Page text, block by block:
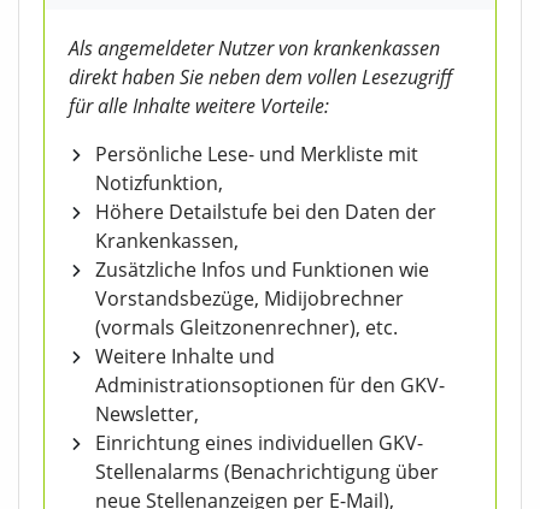
Als angemeldeter Nutzer von krankenkassen
direkt haben Sie neben dem vollen Lesezugriff
für alle Inhalte weitere Vorteile:
Persönliche Lese- und Merkliste mit
Notizfunktion,
Höhere Detailstufe bei den Daten der
Krankenkassen,
Zusätzliche Infos und Funktionen wie
Vorstandsbezüge, Midijobrechner
(vormals Gleitzonenrechner), etc.
Weitere Inhalte und
Administrationsoptionen für den GKV-
Newsletter,
Einrichtung eines individuellen GKV-
Stellenalarms (Benachrichtigung über
neue Stellenanzeigen per E-Mail),